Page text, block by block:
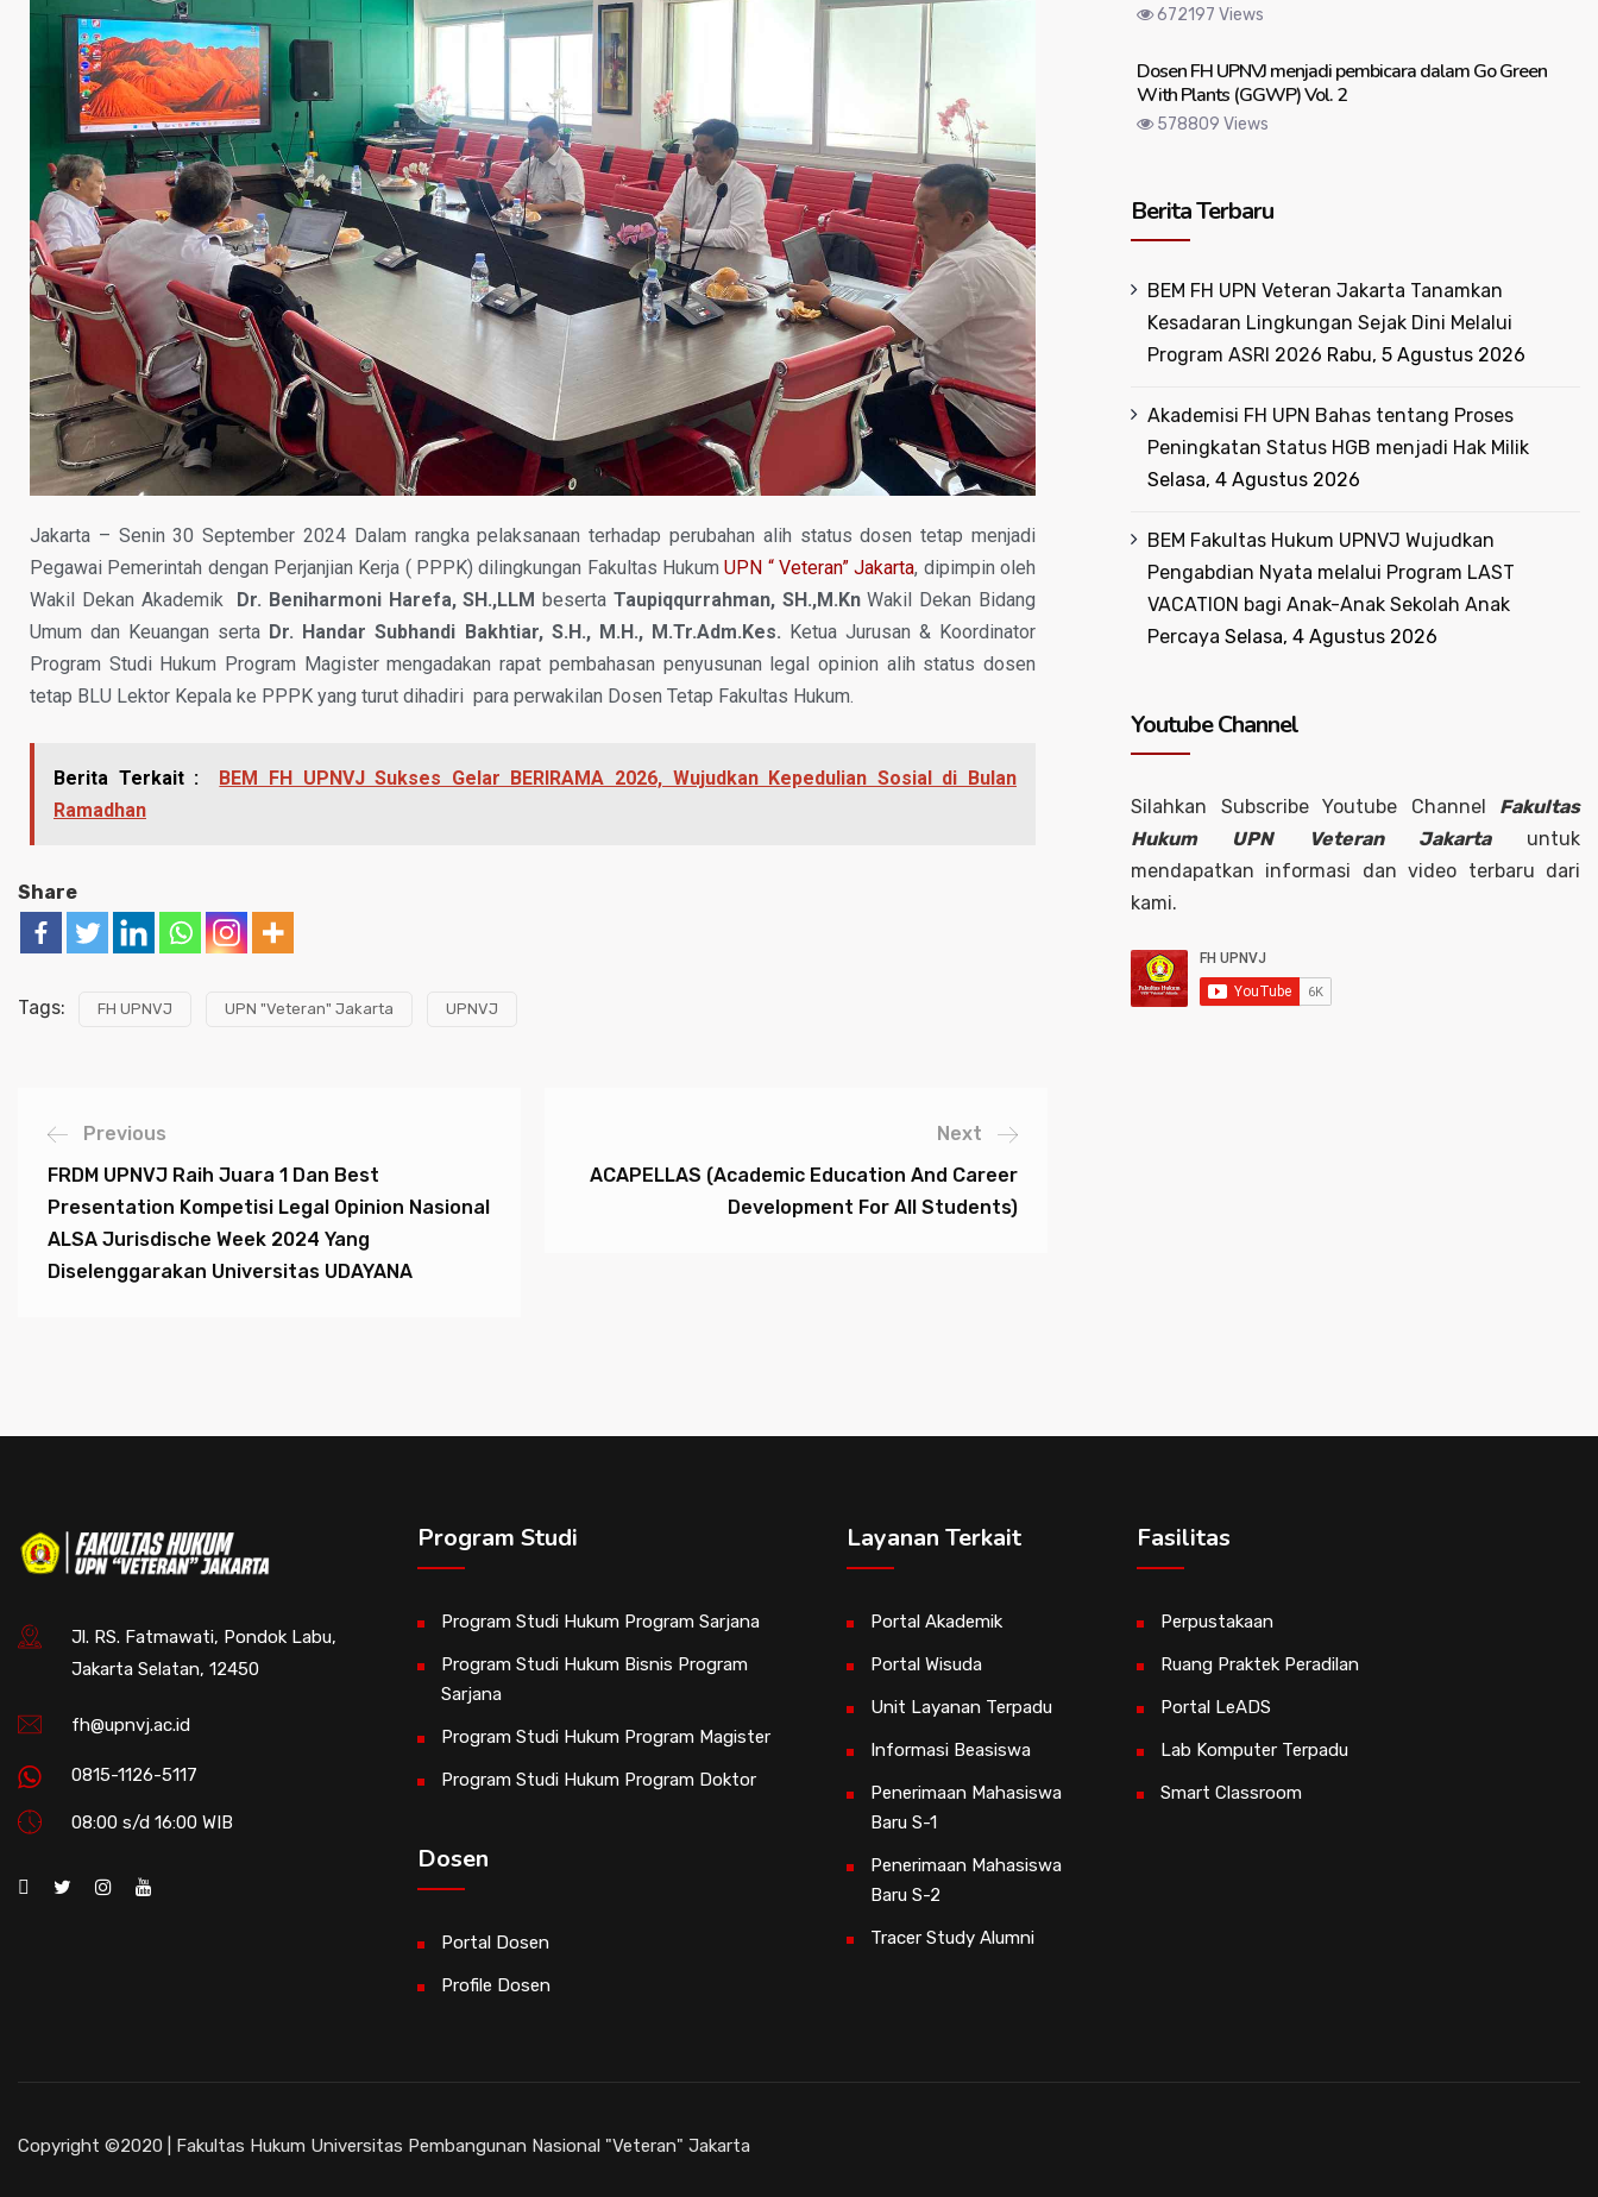
Jakarta – Senin 30 September 2024 Dalam rangka pelaksanaan terhadap perubahan alih status dosen tetap menjadi
Pegawai Pemerintah dengan Perjanjian Kerja ( PPPK) dilingkungan Fakultas HukumUPN “ Veteran” Jakarta, dipimpin oleh
Wakil Dekan Akademik Dr. Beniharmoni Harefa, SH.,LLM beserta Taupiqqurrahman, SH.,M.KnWakil Dekan Bidang
Umum dan Keuangan serta Dr. Handar Subhandi Bakhtiar, S.H., M.H., M.Tr.Adm.Kes. Ketua Jurusan & Koordinator
Program Studi Hukum Program Magister mengadakan rapat pembahasan penyusunan legal opinion alih status dosen
tetap BLU Lektor Kepala ke PPPK yang turut dihadiri para perwakilan Dosen Tetap Fakultas Hukum.
Berita Terkait :
BEM FH UPNVJ Sukses Gelar BERIRAMA 2026, Wujudkan Kepedulian Sosial di Bulan
Ramadhan
Share
Tags: FH UPNVJ UPN "Veteran" Jakarta UPNVJ
Previous
FRDM UPNVJ Raih Juara 1 Dan Best
Presentation Kompetisi Legal Opinion Nasional
ALSA Jurisdische Week 2024 Yang
Diselenggarakan Universitas UDAYANA
Next
ACAPELLAS (Academic Education And Career
Development For All Students)
672197 Views
Dosen FH UPNVJ menjadi pembicara dalam Go Green
With Plants (GGWP) Vol. 2
578809 Views
Berita Terbaru
BEM FH UPN Veteran Jakarta Tanamkan
Kesadaran Lingkungan Sejak Dini Melalui
Program ASRI 2026 Rabu, 5 Agustus 2026
Akademisi FH UPN Bahas tentang Proses
Peningkatan Status HGB menjadi Hak Milik
Selasa, 4 Agustus 2026
BEM Fakultas Hukum UPNVJ Wujudkan
Pengabdian Nyata melalui Program LAST
VACATION bagi Anak-Anak Sekolah Anak
Percaya Selasa, 4 Agustus 2026
Youtube Channel
Silahkan Subscribe Youtube Channel Fakultas
Hukum UPN Veteran Jakartauntuk
mendapatkan informasi dan video terbaru dari
kami.
Jl. RS. Fatmawati, Pondok Labu,
Jakarta Selatan, 12450
fh@upnvj.ac.id
0815-1126-5117
08:00 s/d 16:00 WIB
Program Studi
Program Studi Hukum Program Sarjana
Program Studi Hukum Bisnis Program
Sarjana
Program Studi Hukum Program Magister
Program Studi Hukum Program Doktor
Dosen
Portal Dosen
Profile Dosen
Layanan Terkait
Portal Akademik
Portal Wisuda
Unit Layanan Terpadu
Informasi Beasiswa
Penerimaan Mahasiswa
Baru S-1
Penerimaan Mahasiswa
Baru S-2
Tracer Study Alumni
Fasilitas
Perpustakaan
Ruang Praktek Peradilan
Portal LeADS
Lab Komputer Terpadu
Smart Classroom
Copyright ©2020 | Fakultas Hukum Universitas Pembangunan Nasional "Veteran" Jakarta